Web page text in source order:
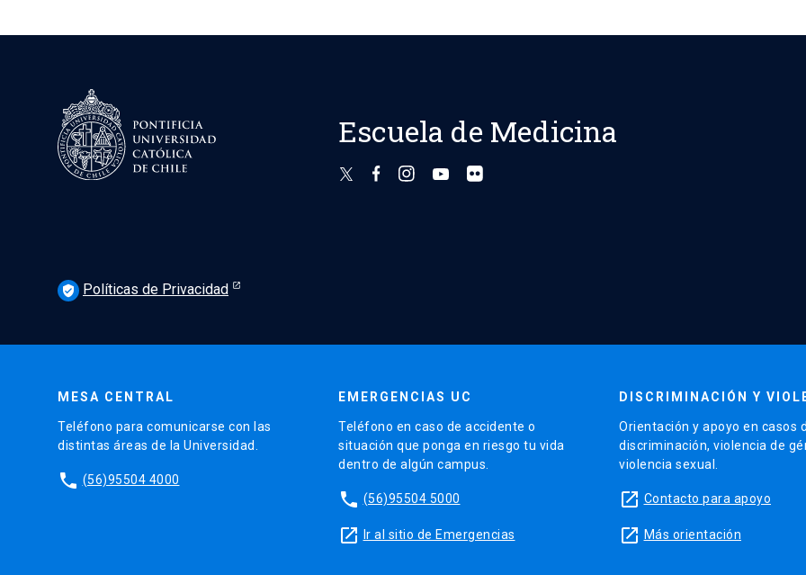
Escuela de Medicina
verified_user Políticas de Privacidad
MESA CENTRAL
Teléfono para comunicarse con las
distintas áreas de la Universidad.
phone (56)95504 4000
EMERGENCIAS UC
Teléfono en caso de accidente o
situación que ponga en riesgo tu vida
dentro de algún campus.
phone (56)95504 5000
launch Ir al sitio de Emergencias
DISCRIMINACIÓN Y
Orientación y apoyo en casos
discriminación, violencia de
violencia sexual.
launch Contacto para apoyo
launch Más orientación